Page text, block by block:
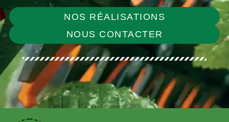
NOS RÉALISATIONS
NOUS CONTACTER